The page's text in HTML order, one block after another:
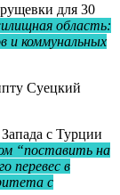
для 30
область:
и коммунальных
Суецкий
с Турции
“поставить на
перевес в
с